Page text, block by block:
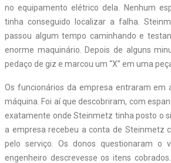
no equipamento elétrico dela. Nenhum
tinha conseguido localizar a falha.
passou algum tempo caminhando e
enorme maquinário. Depois de alguns
pedaço de giz e marcou um “X” em uma
Os funcionários da empresa entraram em
máquina. Foi aí que descobriram, com
exatamente onde Steinmetz tinha posto o
a empresa recebeu a conta de Steinmetz
pelo serviço. Os donos questionaram o
engenheiro descrevesse os itens